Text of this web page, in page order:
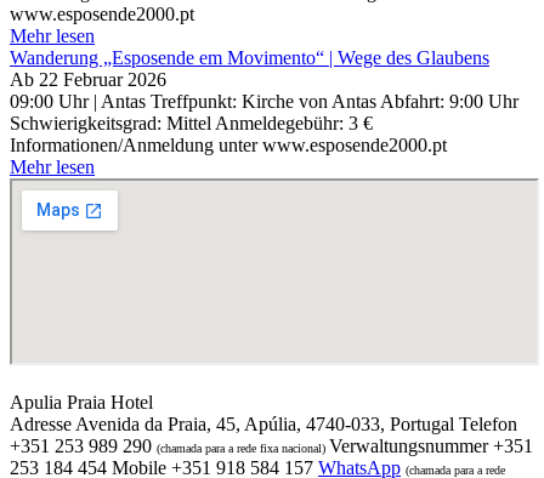
www.esposende2000.pt
Mehr lesen
Wanderung „Esposende em Movimento“ | Wege des Glaubens
Ab 22 Februar 2026
09:00 Uhr | Antas Treffpunkt: Kirche von Antas Abfahrt: 9:00 Uhr
Schwierigkeitsgrad: Mittel Anmeldegebühr: 3 €
Informationen/Anmeldung unter www.esposende2000.pt
Mehr lesen
Apulia Praia Hotel
Adresse Avenida da Praia, 45, Apúlia, 4740-033, Portugal Telefon
+351 253 989 290 (chamada para a rede fixa nacional) Verwaltungsnummer +351
253 184 454 Mobile +351 918 584 157 WhatsApp (chamada para a rede